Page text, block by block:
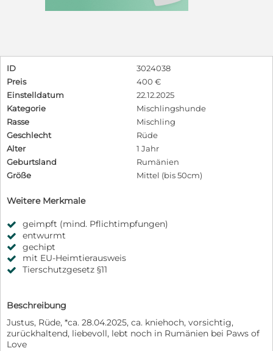
ID
3024038
Preis
400 €
Einstelldatum
22.12.2025
Kategorie
Mischlingshunde
Rasse
Mischling
Geschlecht
Rüde
Alter
1 Jahr
Geburtsland
Rumänien
Größe
Mittel (bis 50cm)
Weitere Merkmale
geimpft (mind. Pflichtimpfungen)
entwurmt
gechipt
mit EU-Heimtierausweis
Tierschutzgesetz §11
Beschreibung
Justus, Rüde, *ca. 28.04.2025, ca. kniehoch, vorsichtig,
zurückhaltend, liebevoll, lebt noch in Rumänien bei Paws of
Love